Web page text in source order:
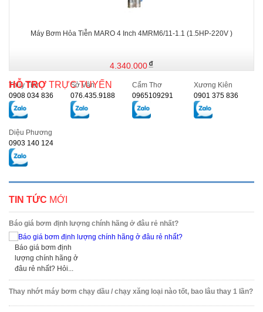
Máy Bơm Hỏa Tiễn MARO 4 Inch 4MRM6/11-1.1 (1.5HP-220V )
4.340.000
HỖ TRỢ TRỰC TUYẾN
Thủy Tiên
0908 034 836
Sở Vân
076.435.9188
Cẩm Thơ
0965109291
Xương Kiên
0901 375 836
Diệu Phương
0903 140 124
TIN TỨC MỚI
Báo giá bơm định lượng chính hãng ở đâu rẻ nhất?
Báo giá bơm định
lượng chính hãng ở
đâu rẻ nhất? Hỏi...
Thay nhớt máy bơm chạy dầu / chạy xăng loại nào tốt, bao lâu thay 1 lần?